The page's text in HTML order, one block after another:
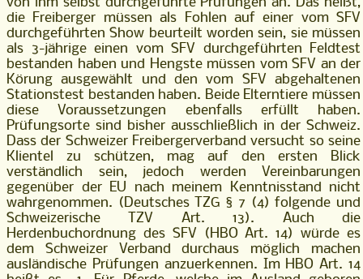
von ihm selbst durchgeführte Prüfungen an. Das heißt,
die Freiberger müssen als Fohlen auf einer vom SFV
durchgeführten Show beurteilt worden sein, sie müssen
als 3-jährige einen vom SFV durchgeführten Feldtest
bestanden haben und Hengste müssen vom SFV an der
Körung ausgewählt und den vom SFV abgehaltenen
Stationstest bestanden haben. Beide Elterntiere müssen
diese Voraussetzungen ebenfalls erfüllt haben.
Prüfungsorte sind bisher ausschließlich in der Schweiz.
Dass der Schweizer Freibergerverband versucht so seine
Klientel zu schützen, mag auf den ersten Blick
verständlich sein, jedoch werden Vereinbarungen
gegenüber der EU nach meinem Kenntnisstand nicht
wahrgenommen. (Deutsches TZG § 7 (4) folgende und
Schweizerische TZV Art. 13). Auch die
Herdenbuchordnung des SFV (HBO Art. 14) würde es
dem Schweizer Verband durchaus möglich machen
ausländische Prüfungen anzuerkennen. Im HBO Art. 14